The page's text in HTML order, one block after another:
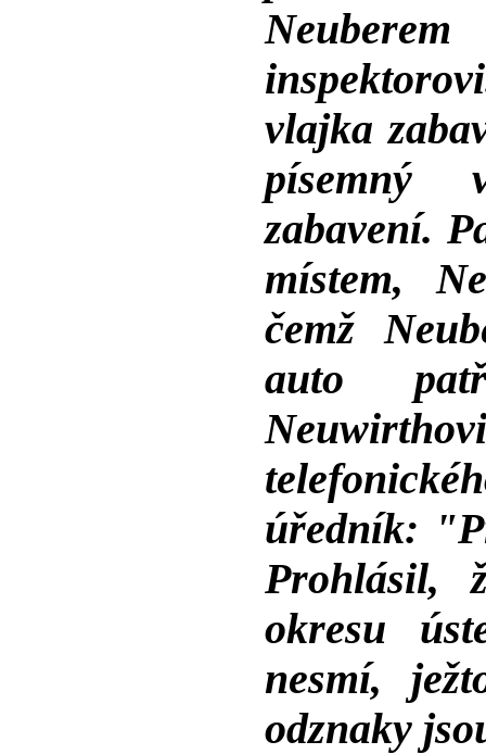
vlajka
písemný
zabavení.
místem,
čemž
auto
úředník:
Prohlásil,
okresu
nesmí,
odznaky